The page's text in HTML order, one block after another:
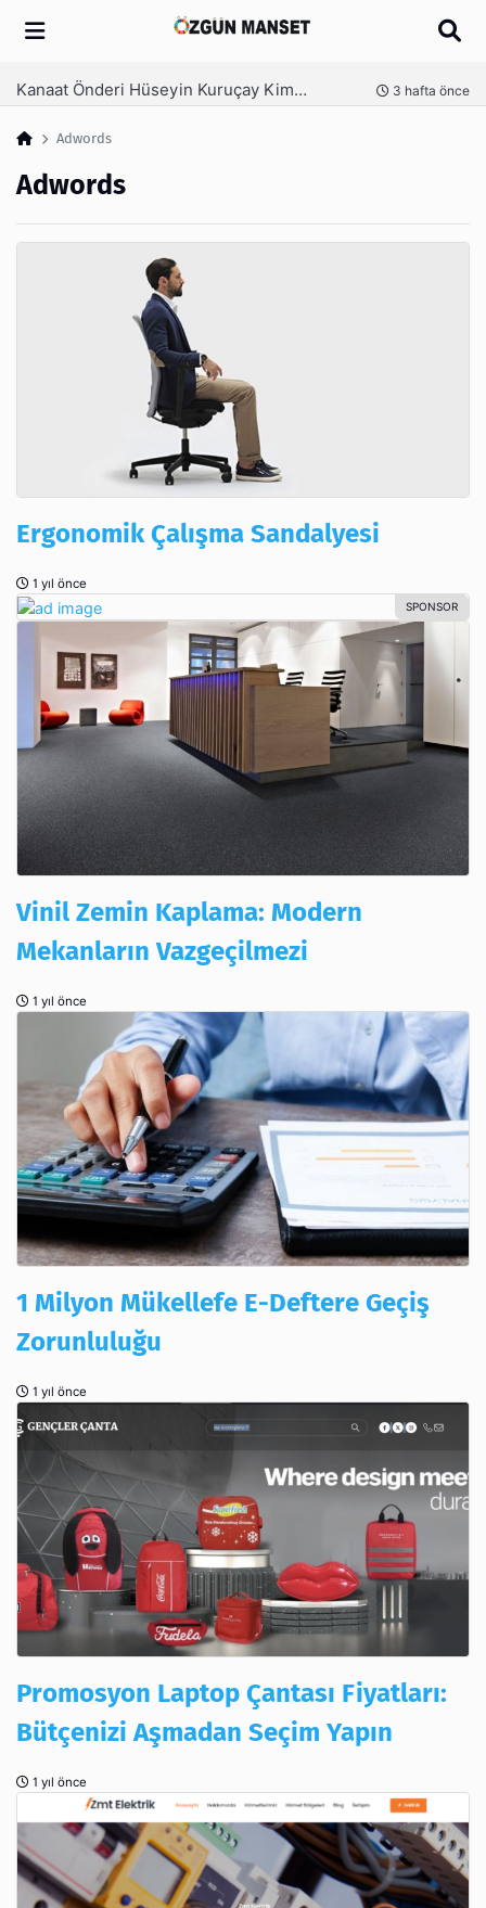
Arama
Kanaat Önderi Hüseyin Kuruçay Kimdir? 3 hafta önce
Adwords
Adwords
Ergonomik Çalışma Sandalyesi
1 yıl önce
Vinil Zemin Kaplama: Modern
Mekanların Vazgeçilmezi
1 yıl önce
1 Milyon Mükellefe E-Deftere Geçiş
Zorunluluğu
1 yıl önce
Promosyon Laptop Çantası Fiyatları:
Bütçenizi Aşmadan Seçim Yapın
1 yıl önce